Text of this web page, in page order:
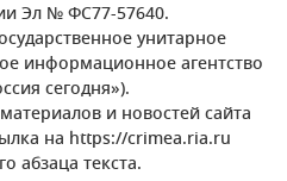
Эл № ФС77-57640.
унитарное
информационное агентство
сегодня»).
и новостей сайта
на https://crimea.ria.ru
абзаца текста.